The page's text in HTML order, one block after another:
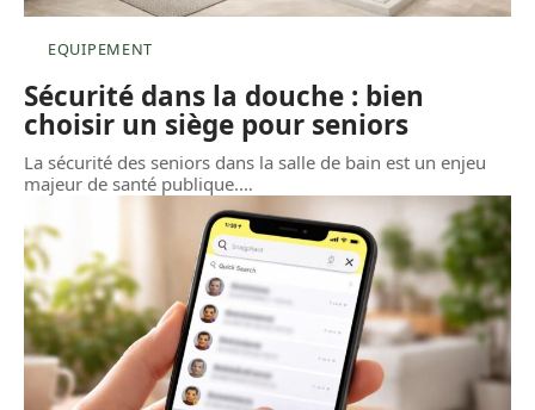
EQUIPEMENT
Sécurité dans la douche : bien
choisir un siège pour seniors
La sécurité des seniors dans la salle de bain est un enjeu
majeur de santé publique.…